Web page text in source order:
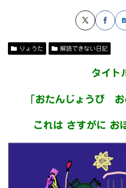
りょうた 解読できない日記
タイト
「おたんじょうび
これは さすがに お